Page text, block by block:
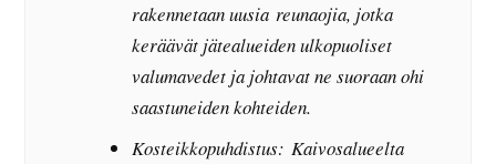
rakennetaan uusia reunaojia, jotka
keräävät jätealueiden ulkopuoliset
valumavedet ja johtavat ne suoraan ohi
saastuneiden kohteiden.
Kosteikkopuhdistus: Kaivosalueelta